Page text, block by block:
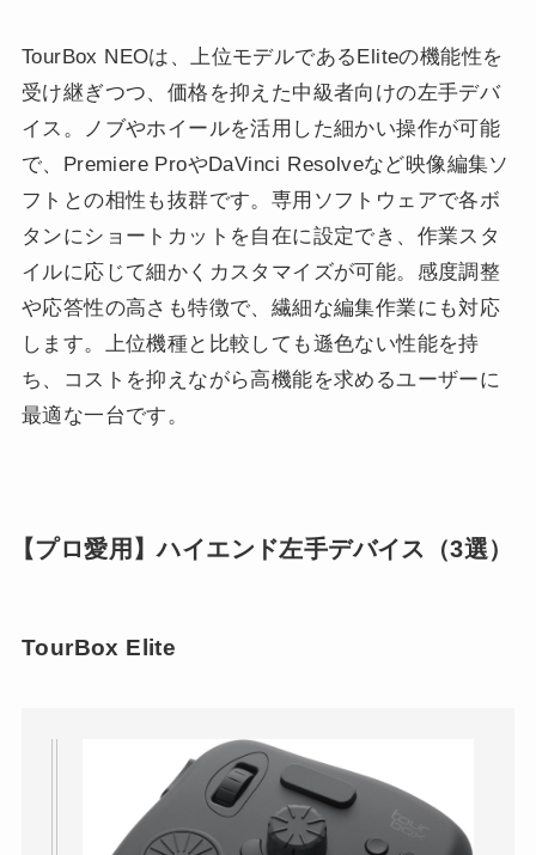
TourBox NEOは、上位モデルであるEliteの機能性を
受け継ぎつつ、価格を抑えた中級者向けの左手デバ
イス。ノブやホイールを活用した細かい操作が可能
で、Premiere ProやDaVinci Resolveなど映像編集ソ
フトとの相性も抜群です。専用ソフトウェアで各ボ
タンにショートカットを自在に設定でき、作業スタ
イルに応じて細かくカスタマイズが可能。感度調整
や応答性の高さも特徴で、繊細な編集作業にも対応
します。上位機種と比較しても遜色ない性能を持
ち、コストを抑えながら高機能を求めるユーザーに
最適な一台です。
【プロ愛用】ハイエンド左手デバイス（3選）
TourBox Elite